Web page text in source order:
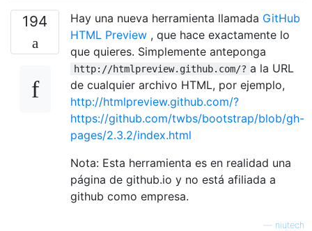
194 Hay una nueva herramienta llamada GitHub
HTML Preview , que hace exactamente lo
que quieres. Simplemente anteponga
http://htmlpreview.github.com/? a la URL
de cualquier archivo HTML, por ejemplo,
http://htmlpreview.github.com/?
https://github.com/twbs/bootstrap/blob/gh-
pages/2.3.2/index.html
Nota: Esta herramienta es en realidad una
página de github.io y no está afiliada a
github como empresa.
niutech